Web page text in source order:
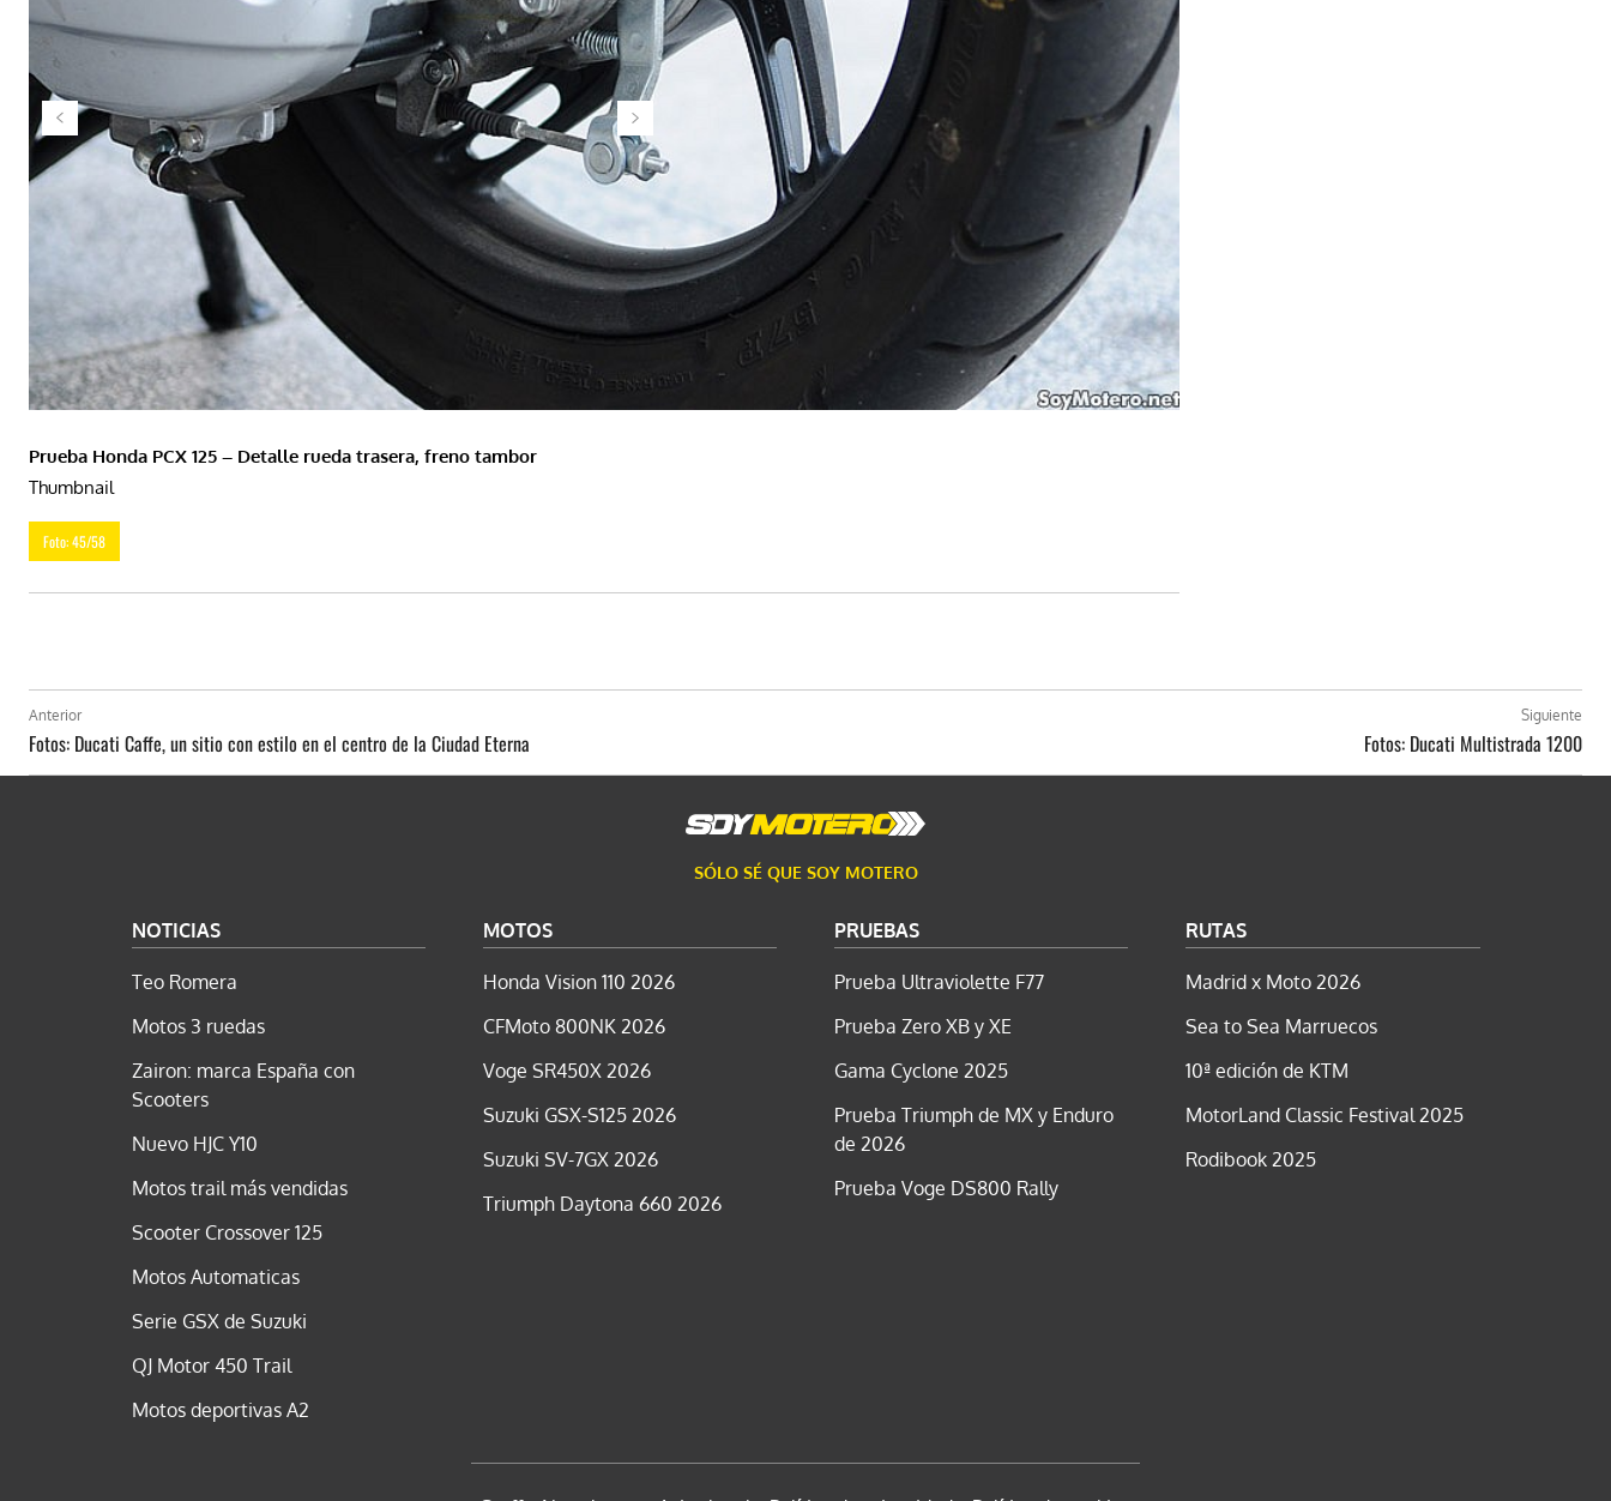
Prueba Honda PCX 125 – Detalle rueda trasera, freno tambor
Thumbnail
Foto: 45/58
Anterior
Fotos: Ducati Caffe, un sitio con estilo en el centro de la Ciudad Eterna
Siguiente
Fotos: Ducati Multistrada 1200
SÓLO SÉ QUE SOY MOTERO
NOTICIAS
Teo Romera
Motos 3 ruedas
Zairon: marca España con
Scooters
Nuevo HJC Y10
Motos trail más vendidas
Scooter Crossover 125
Motos Automaticas
Serie GSX de Suzuki
QJ Motor 450 Trail
Motos deportivas A2
MOTOS
Honda Vision 110 2026
CFMoto 800NK 2026
Voge SR450X 2026
Suzuki GSX-S125 2026
Suzuki SV-7GX 2026
Triumph Daytona 660 2026
PRUEBAS
Prueba Ultraviolette F77
Prueba Zero XB y XE
Gama Cyclone 2025
Prueba Triumph de MX y Enduro
de 2026
Prueba Voge DS800 Rally
RUTAS
Madrid x Moto 2026
Sea to Sea Marruecos
10ª edición de KTM
MotorLand Classic Festival 2025
Rodibook 2025